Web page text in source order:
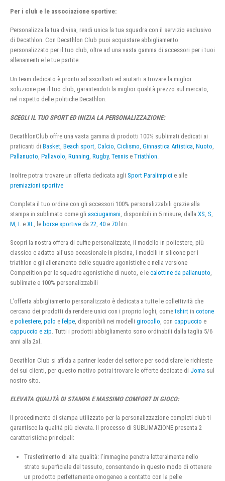
Per i club e le associazione sportive:
Personalizza la tua divisa, rendi unica la tua squadra con il servizio esclusivo
di Decathlon. Con Decathlon Club puoi acquistare abbigliamento
personalizzato per il tuo club, oltre ad una vasta gamma di accessori per i tuoi
allenamenti e le tue partite.
Un team dedicato è pronto ad ascoltarti ed aiutarti a trovare la miglior
soluzione per il tuo club, garantendoti la miglior qualità prezzo sul mercato,
nel rispetto delle politiche Decathlon.
SCEGLI IL TUO SPORT ED INIZIA LA PERSONALIZZAZIONE:
DecathlonClub offre una vasta gamma di prodotti 100% sublimati dedicati ai
praticanti di Basket, Beach sport, Calcio, Ciclismo, Ginnastica Artistica, Nuoto,
Pallanuoto, Pallavolo, Running, Rugby, Tennis e Triathlon.
Inoltre potrai trovare un offerta dedicata agli Sport Paralimpici e alle
premiazioni sportive
Completa il tuo ordine con gli accessori 100% personalizzabili grazie alla
stampa in sublimato come gli asciugamani , disponibili in 5 misure, dalla XS S
M L e XL , le borse sportive da 22 40 e 70 litri.
Scopri la nostra offera di cuffie personalizzate, il modello in poliestere, più
classico e adatto all’uso occasionale in piscina, i modelli in silicone per i
triathlon e gli allenamento delle squadre agonistiche e nella versione
Competition per le squadre agonistiche di nuoto, e le calottine da pallanuoto,
sublimate e 100% personalizzabili
L’offerta abbigliamento personalizzato è dedicata a tutte le collettività che
cercano dei prodotti da rendere unici con i proprio loghi, cometshirt in cotone
e poliestere, polo e felpe, disponibili nei modelli girocollo, con cappuccio e
cappuccio e zip. Tutti i prodotti abbigliamento sono ordinabili dalla taglia 5/6
anni alla 2xl.
Decathlon Club si affida a partner leader del settore per soddisfare le richieste
dei sui clienti, per questo motivo potrai trovare le offerte dedicate di Joma sul
nostro sito.
ELEVATA QUALITÀ DI STAMPA E MASSIMO COMFORT DI GIOCO:
Il procedimento di stampa utilizzato per la personalizzazione completi club ti
garantisce la qualità più elevata. Il processo di SUBLIMAZIONE presenta 2
caratteristiche principali:
Trasferimento di alta qualità: l’immagine penetra letteralmente nello
strato superficiale del tessuto, consentendo in questo modo di ottenere
un prodotto perfettamente omogeneo a contatto con la pelle